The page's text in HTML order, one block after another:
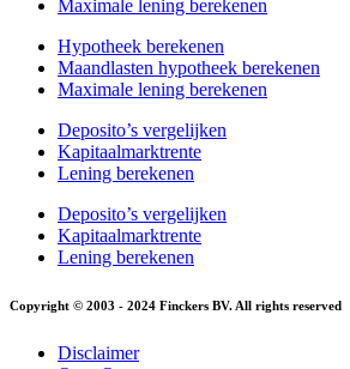
Maximale lening berekenen
Hypotheek berekenen
Maandlasten hypotheek berekenen
Maximale lening berekenen
Deposito’s vergelijken
Kapitaalmarktrente
Lening berekenen
Deposito’s vergelijken
Kapitaalmarktrente
Lening berekenen
Copyright © 2003 - 2024 Finckers BV. All rights reserved
Disclaimer